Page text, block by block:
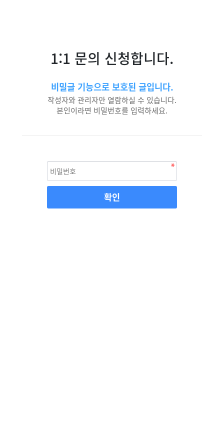
1:1 문의 신청합니다.
비밀글 기능으로 보호된 글입니다.
작성자와 관리자만 열람하실 수 있습니다.
본인이라면 비밀번호를 입력하세요.